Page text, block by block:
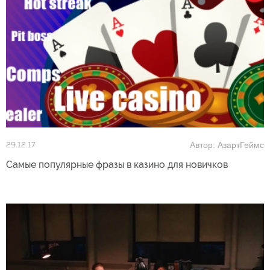
29.12.17 Автор: АзартГеймс
Самые популярные фразы в казино для новичков